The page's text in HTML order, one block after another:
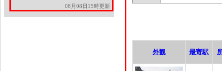
08月08日15時更新
外観 最寄駅